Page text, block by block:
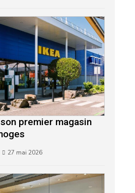
premier magasin
27 mai 2026